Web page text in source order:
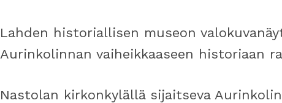
Lahden historiallisen museon
Aurinkolinnan vaiheikkaaseen historiaan
Nastolan kirkonkylällä sijaitseva